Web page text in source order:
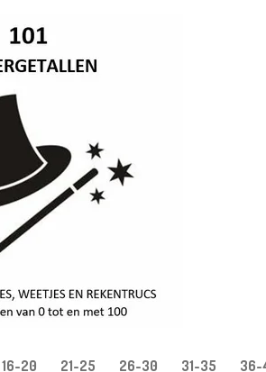
16-20 21-25 26-30 31-35 36-